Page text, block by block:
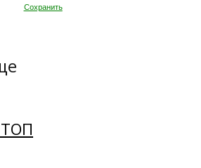
Сохранить
ТОП